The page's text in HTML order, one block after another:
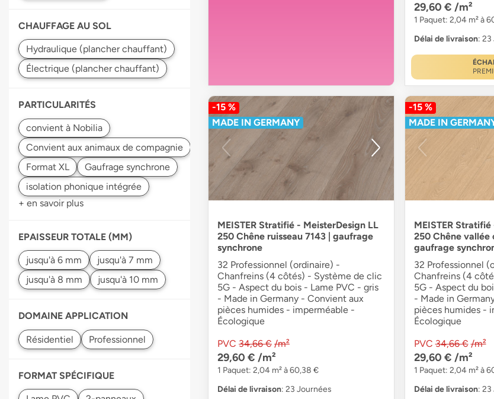
CHAUFFAGE AU SOL
PARTICULARITÉS
+ en savoir plus
EPAISSEUR TOTALE (MM)
DOMAINE APPLICATION
FORMAT SPÉCIFIQUE
29,60 € /m²
1 Paquet: 2,04 m² à
Délai de livraison: 23
-15 %
MADE IN GERMANY
MEISTER Stratifié - MeisterDesign LL
250 Chêne ruisseau 7143 | gaufrage
synchrone
32 Professionnel (ordinaire) -
Chanfreins (4 côtés) - Système de clic
5G - Aspect du bois - Lame PVC - gris
- Made in Germany - Convient aux
pièces humides - imperméable -
Écologique
PVC 34,66 € /m²
29,60 € /m²
1 Paquet: 2,04 m² à 60,38 €
Délai de livraison: 23 Journées
-15 %
MADE IN
MEISTER
250 Chêne vallée
gaufrage
32 Professionnel
Chanfreins (4
5G - Aspect du
- Made in
pièces humides -
Écologique
PVC 34,66 € /m²
29,60 € /m²
1 Paquet: 2,04 m² à
Délai de livraison: 23